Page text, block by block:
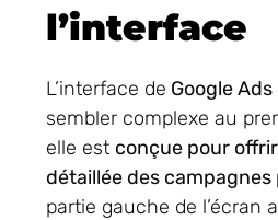
l’interface
L’interface de Google
sembler complexe au
elle est conçue pour
détaillée des
partie gauche de l’écran